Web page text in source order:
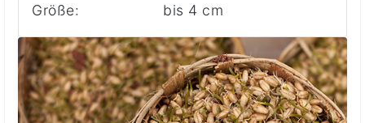
Größe:
bis 4 cm